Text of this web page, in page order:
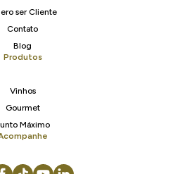
ser Cliente
Contato
Blog
Produtos
Vinhos
Gourmet
Máximo